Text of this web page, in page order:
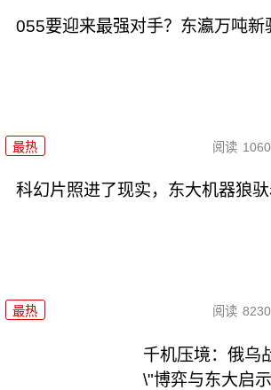
055要迎来最强对手？东瀛万吨新
最热 阅读
科幻片照进了现实，东大机器狼驮
最热 阅读 8230
千机压境：俄乌
\"博弈与东大启示